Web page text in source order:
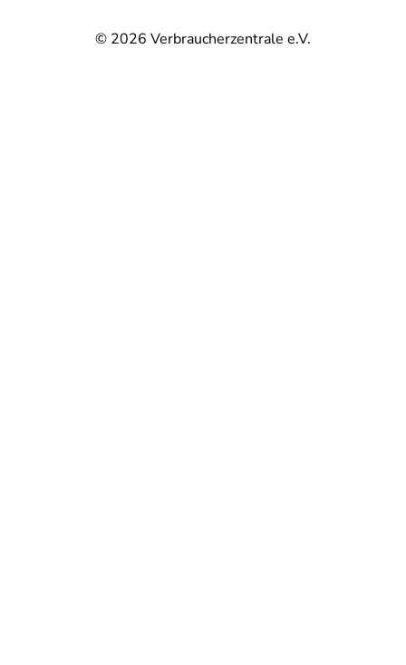
© 2026 Verbraucherzentrale e.V.